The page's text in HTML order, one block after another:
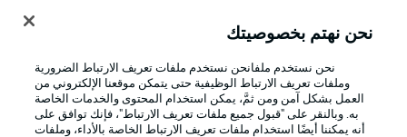
تسجيل الدخول
نحن نهتم بخصوصيتك
نحن نستخدم ملفانحن نستخدم ملفات تعريف الارتباط الضرورية
وملفات تعريف الارتباط الوظيفية حتى يتمكن موقعنا الإلكتروني من
العمل بشكل آمن ومن ثمَّ، يمكن استخدام المحتوى والخدمات الخاصة
به. وبالنقر على "قبول جميع ملفات تعريف الارتباط"، فإنك توافق على
أنه يمكننا أيضًا استخدام ملفات تعريف الارتباط الخاصة بالأداء، وملفات